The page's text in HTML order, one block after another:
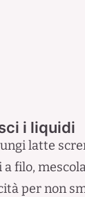
i liquidi
latte
a filo,
per non